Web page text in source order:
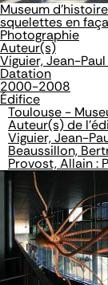
Museum
squelettes en
Photographie
Auteur(s)
Viguier, Jean-
Datation
2000-2008
Édifice
Toulouse -
Auteur(s) de
Viguier, Jean-
Beaussillon,
Provost, Allain :